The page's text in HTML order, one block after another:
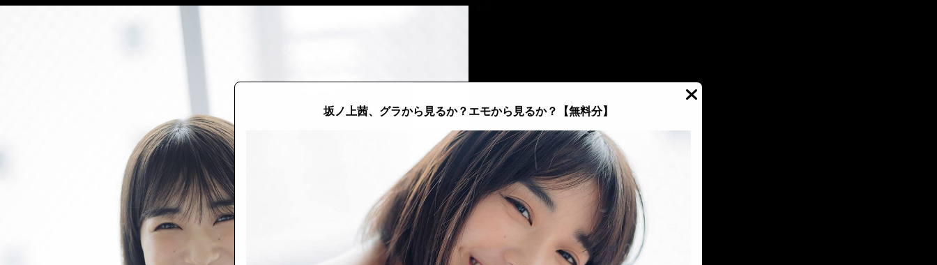
坂ノ上茜、グラから見るか？エモから見るか？【無料分】
::fzkqzrz.oi